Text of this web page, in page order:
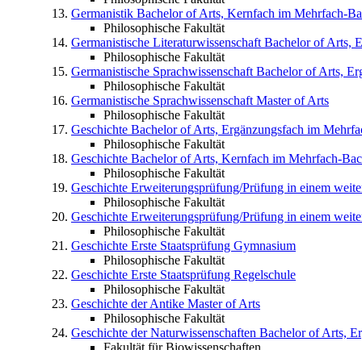
Germanistik Bachelor of Arts, Kernfach im Mehrfach-
Philosophische Fakultät
Germanistische Literaturwissenschaft Bachelor of Arts,
Philosophische Fakultät
Germanistische Sprachwissenschaft Bachelor of Arts,
Philosophische Fakultät
Germanistische Sprachwissenschaft Master of Arts
Philosophische Fakultät
Geschichte Bachelor of Arts, Ergänzungsfach im
Philosophische Fakultät
Geschichte Bachelor of Arts, Kernfach im Mehrfach-
Philosophische Fakultät
Geschichte Erweiterungsprüfung/Prüfung in einem
Philosophische Fakultät
Geschichte Erweiterungsprüfung/Prüfung in einem
Philosophische Fakultät
Geschichte Erste Staatsprüfung Gymnasium
Philosophische Fakultät
Geschichte Erste Staatsprüfung Regelschule
Philosophische Fakultät
Geschichte der Antike Master of Arts
Philosophische Fakultät
Geschichte der Naturwissenschaften Bachelor of Arts,